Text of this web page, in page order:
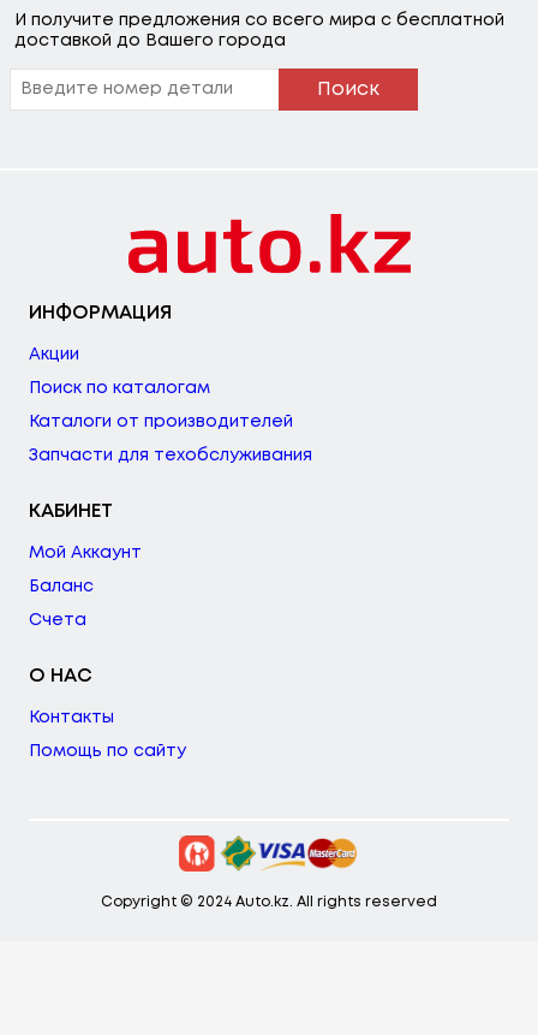
И получите предложения со всего мира с бесплатной
доставкой до Вашего города
Поиск
ИНФОРМАЦИЯ
Акции
Поиск по каталогам
Каталоги от производителей
Запчасти для техобслуживания
КАБИНЕТ
Мой Аккаунт
Баланс
Счета
О НАС
Контакты
Помощь по сайту
Copyright © 2024 Auto.kz. All rights reserved